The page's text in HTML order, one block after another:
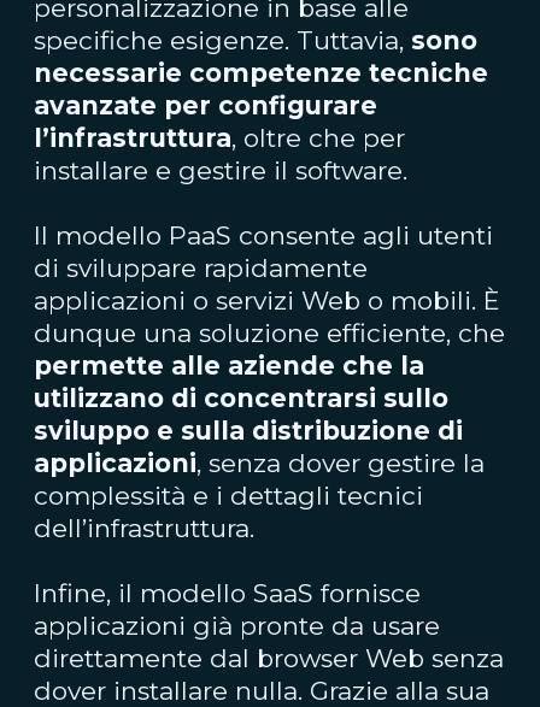
personalizzazione in base alle
specifiche esigenze. Tuttavia, sono
necessarie competenze tecniche
avanzate per configurare
l’infrastruttura, oltre che per
installare e gestire il software.
Il modello PaaS consente agli utenti
di sviluppare rapidamente
applicazioni o servizi Web o mobili. È
dunque una soluzione efficiente, che
permette alle aziende che la
utilizzano di concentrarsi sullo
sviluppo e sulla distribuzione di
applicazioni, senza dover gestire la
complessità e i dettagli tecnici
dell’infrastruttura.
Infine, il modello SaaS fornisce
applicazioni già pronte da usare
direttamente dal browser Web senza
dover installare nulla. Grazie alla sua